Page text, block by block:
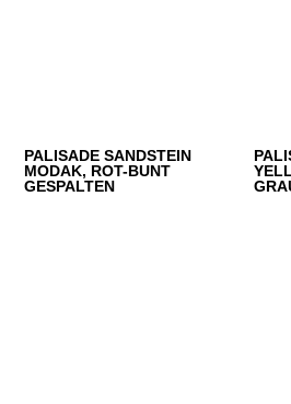
PALISADE SANDSTEIN
MODAK, ROT-BUNT
GESPALTEN